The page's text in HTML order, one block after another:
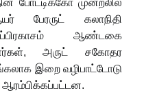
போட்டிக்கோ முன்றலில்
பேரருட் கலாநிதி
ஆண்டகை
அருட் சகோதர
இறை வழிபாட்டோடு
ஆரம்பிக்கப்பட்டன.